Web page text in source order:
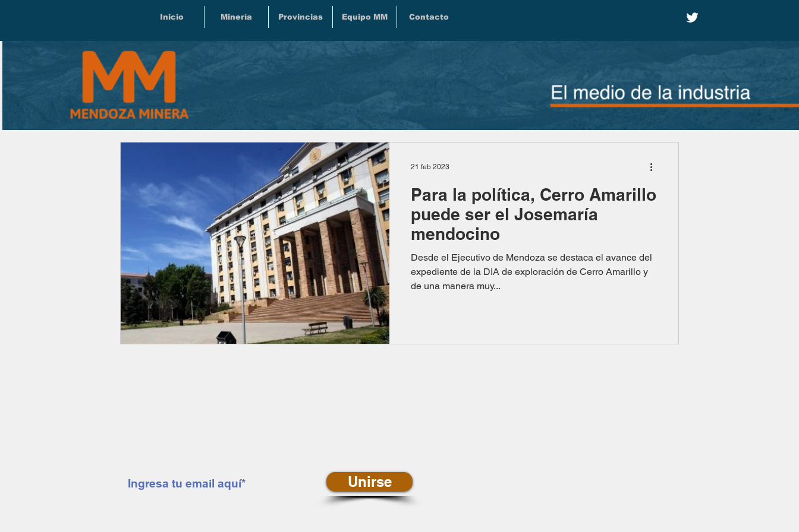
Inicio Minería Provincias Equipo MM Contacto
Para la política, Cerro Amarillo
puede ser el Josemaría
mendocino
Desde el Ejecutivo de Mendoza se destaca el avance del
expediente de la DIA de exploración de Cerro Amarillo y
de una manera muy...
21 feb 2023
Unirse